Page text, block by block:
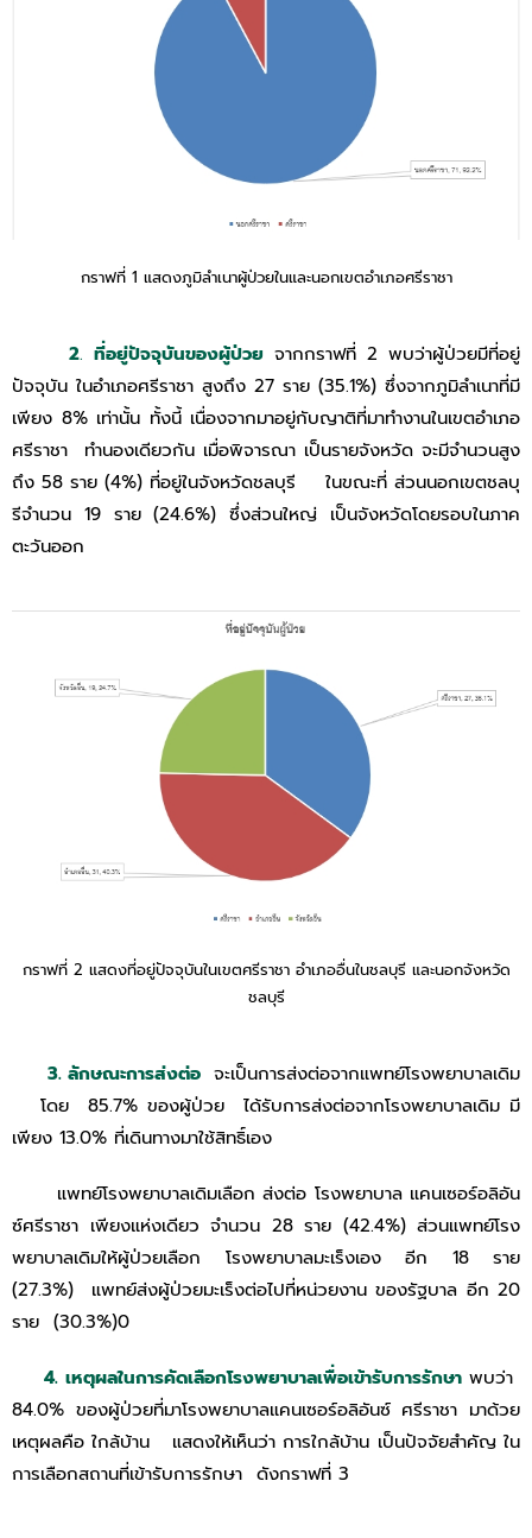
กราฟที่ 1 แสดงภูมิลำเนาผู้ป่วยในและนอกเขตอำเภอศรีราชา
2. ที่อยู่ปัจจุบันของผู้ป่วย จากกราฟที่ 2 พบว่าผู้ป่วยมีที่อยู่
ปัจจุบัน ในอำเภอศรีราชา สูงถึง 27 ราย (35.1%) ซึ่งจากภูมิลำเนาที่มี
เพียง 8% เท่านั้น ทั้งนี้ เนื่องจากมาอยู่กับญาติที่มาทำงานในเขตอำเภอ
ศรีราชา ทำนองเดียวกัน เมื่อพิจารณา เป็นรายจังหวัด จะมีจำนวนสูง
ถึง 58 ราย (4%) ที่อยู่ในจังหวัดชลบุรี ในขณะที่ ส่วนนอกเขตชลบุ
รีจํานวน 19 ราย (24.6%) ซึ่งส่วนใหญ่ เป็นจังหวัดโดยรอบในภาค
ตะวันออก
กราฟที่ 2 แสดงที่อยู่ปัจจุบันในเขตศรีราชา อำเภออื่นในชลบุรี และนอกจังหวัด
ชลบุรี
3. ลักษณะการส่งต่อ จะเป็นการส่งต่อจากแพทย์โรงพยาบาลเดิม
โดย 85.7% ของผู้ป่วย ได้รับการส่งต่อจากโรงพยาบาลเดิม มี
เพียง 13.0% ที่เดินทางมาใช้สิทธิ์เอง
แพทย์โรงพยาบาลเดิมเลือก ส่งต่อ โรงพยาบาล แคนเซอร์อลิอัน
ซ์ศรีราชา เพียงแห่งเดียว จํานวน 28 ราย (42.4%) ส่วนแพทย์โรง
พยาบาลเดิมให้ผู้ป่วยเลือก โรงพยาบาลมะเร็งเอง อีก 18 ราย
(27.3%) แพทย์ส่งผู้ป่วยมะเร็งต่อไปที่หน่วยงาน ของรัฐบาล อีก 20
ราย (30.3%)0
4. เหตุผลในการคัดเลือกโรงพยาบาลเพื่อเข้ารับการรักษา พบว่า
84.0% ของผู้ป่วยที่มาโรงพยาบาลแคนเซอร์อลิอันซ์ ศรีราชา มาด้วย
เหตุผลคือ ใกล้บ้าน แสดงให้เห็นว่า การใกล้บ้าน เป็นปัจจัยสําคัญ ใน
การเลือกสถานที่เข้ารับการรักษา ดังกราฟที่ 3